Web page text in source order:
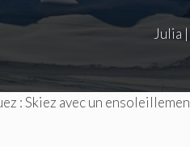
Julia |
: Skiez avec un